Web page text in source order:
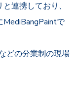
連携しており、
MediBangPaintで
どの分業制の現場